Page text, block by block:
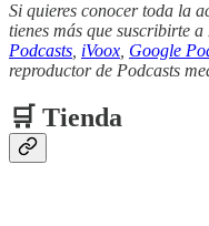
Si quieres conocer toda la
tienes más que suscribirte
Podcasts iVoox Google
reproductor de Podcasts
🛒 Tienda